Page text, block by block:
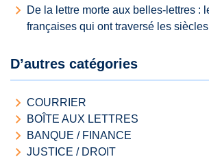
De la lettre morte aux belles-lettres : les expressions
françaises qui ont traversé les siècles
D’autres catégories
COURRIER
BOÎTE AUX LETTRES
BANQUE / FINANCE
JUSTICE / DROIT